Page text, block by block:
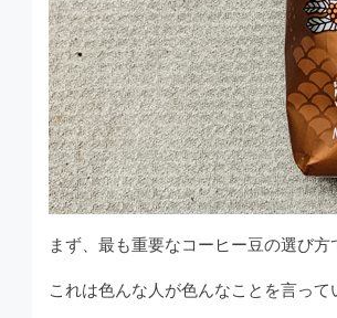
まず、最も重要なコーヒー豆の選び方
これは色んな人が色んなことを言って